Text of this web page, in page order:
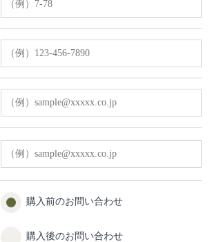
購入前のお問い合わせ
購入後のお問い合わせ